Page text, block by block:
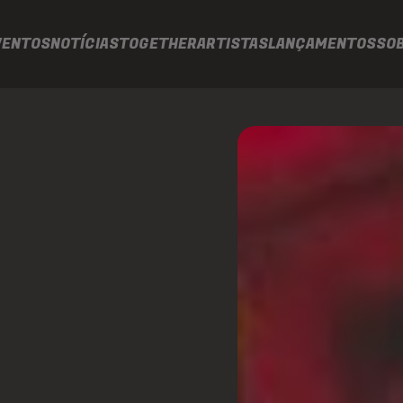
NOTÍCIASTOGETHERARTISTASLANÇAMENTOS